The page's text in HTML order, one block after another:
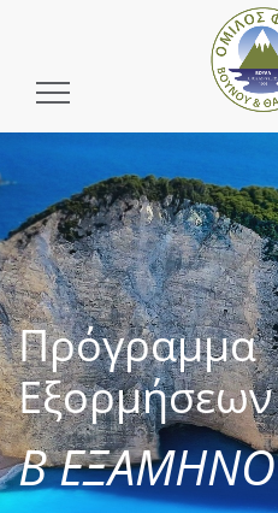
Toggle
Πρόγραμμα
Εξορμήσεων
Β